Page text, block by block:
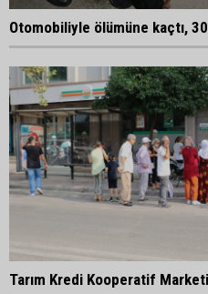
Otomobiliyle ölümüne kaçtı,
Tarım Kredi Kooperatif